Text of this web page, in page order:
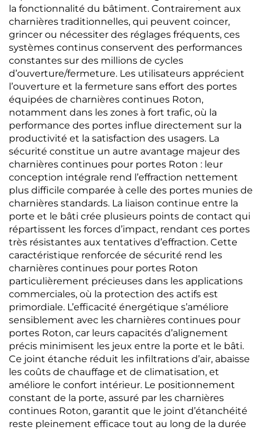
la fonctionnalité du bâtiment. Contrairement aux
charnières traditionnelles, qui peuvent coincer,
grincer ou nécessiter des réglages fréquents, ces
systèmes continus conservent des performances
constantes sur des millions de cycles
d’ouverture/fermeture. Les utilisateurs apprécient
l’ouverture et la fermeture sans effort des portes
équipées de charnières continues Roton,
notamment dans les zones à fort trafic, où la
performance des portes influe directement sur la
productivité et la satisfaction des usagers. La
sécurité constitue un autre avantage majeur des
charnières continues pour portes Roton : leur
conception intégrale rend l’effraction nettement
plus difficile comparée à celle des portes munies de
charnières standards. La liaison continue entre la
porte et le bâti crée plusieurs points de contact qui
répartissent les forces d’impact, rendant ces portes
très résistantes aux tentatives d’effraction. Cette
caractéristique renforcée de sécurité rend les
charnières continues pour portes Roton
particulièrement précieuses dans les applications
commerciales, où la protection des actifs est
primordiale. L’efficacité énergétique s’améliore
sensiblement avec les charnières continues pour
portes Roton, car leurs capacités d’alignement
précis minimisent les jeux entre la porte et le bâti.
Ce joint étanche réduit les infiltrations d’air, abaisse
les coûts de chauffage et de climatisation, et
améliore le confort intérieur. Le positionnement
constant de la porte, assuré par les charnières
continues Roton, garantit que le joint d’étanchéité
reste pleinement efficace tout au long de la durée